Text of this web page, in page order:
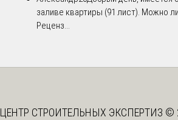
заливе квартиры (91 лист). Можно
Реценз...
ЦЕНТР СТРОИТЕЛЬНЫХ ЭКСПЕРТИЗ ©